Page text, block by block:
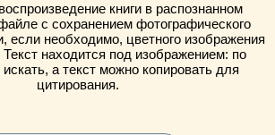
книги в распознанном
с сохранением фотографического
если необходимо, цветного изображения
Текст находится под изображением: по
а текст можно копировать для
цитирования.